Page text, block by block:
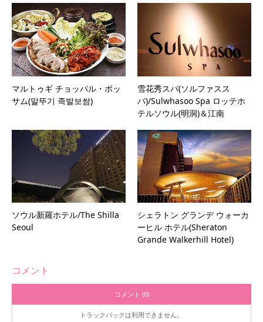
マルトゥギ チョッパル・ポッ
サム(말뚜기 족발보쌈)
雪花秀スパ(ソルファスス
パ)/Sulwhasoo Spa ロッテホ
テルソウル(明洞)＆江南
ソウル新羅ホテル/The Shilla
Seoul
シェラトン グランデ ウォーカ
ーヒル ホテル(Sheraton
Grande Walkerhill Hotel)
コメント
コメント (0)
トラックバックは利用できません。